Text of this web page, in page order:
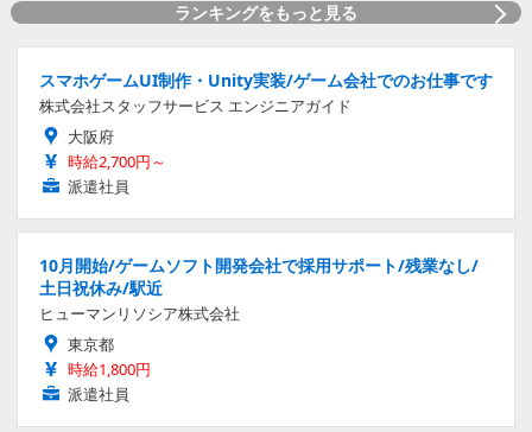
ランキングをもっと見る
スマホゲームUI制作・Unity実装/ゲーム会社でのお仕事です
株式会社スタッフサービス エンジニアガイド
大阪府
時給2,700円～
派遣社員
10月開始/ゲームソフト開発会社で採用サポート/残業なし/
土日祝休み/駅近
ヒューマンリソシア株式会社
東京都
時給1,800円
派遣社員